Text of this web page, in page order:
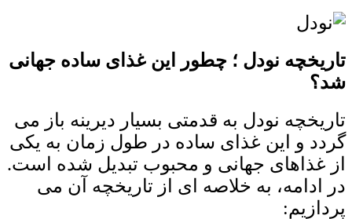
تاریخچه نودل ؛ چطور این غذای ساده جهانی
شد؟
تاریخچه نودل به قدمتی بسیار دیرینه باز می‌
گردد و این غذای ساده در طول زمان به یکی
از غذاهای جهانی و محبوب تبدیل شده است.
در ادامه، به خلاصه ‌ای از تاریخچه آن می
‌پردازیم: